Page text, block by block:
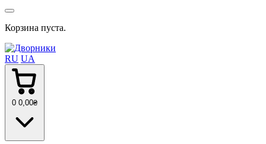
Корзина пуста.
RU UA
0 0 ,00₴